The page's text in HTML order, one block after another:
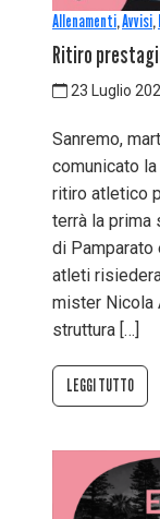
Allenamenti,Avvisi,
Ritiro
23 Luglio
Sanremo,
comunicato
ritiro atletico
terrà la prima
di Pamparato
atleti
mister Nicola
struttura […]
LEGGI TUTTO